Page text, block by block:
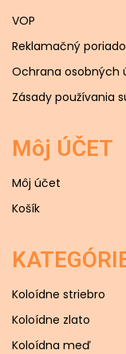
VOP
Reklamačný
Ochrana osobných
Zásady používania
Môj ÚČET
Môj účet
Košík
Koloídne striebro
Koloídne zlato
Koloídna meď